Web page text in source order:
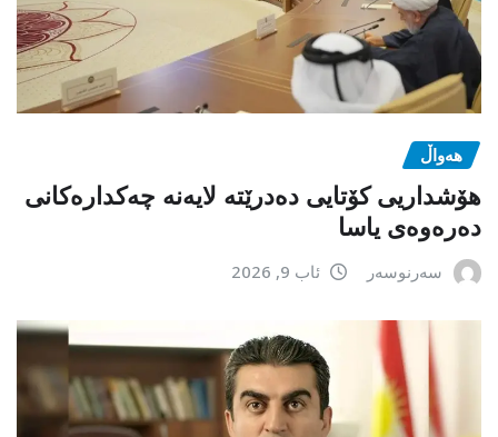
هەواڵ
هۆشداریی کۆتایی دەدرێتە لایەنە چەکدارەکانی
دەرەوەی یاسا
سەرنوسەر ئاب 9, 2026